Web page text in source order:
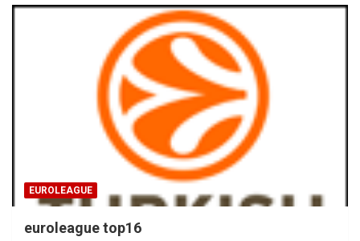
EUROLEAGUE
euroleague top16